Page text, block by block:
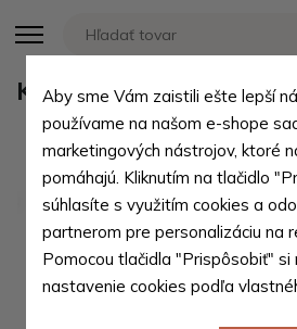
Kľúčenka z tyrkysovej
Aby sme Vám zaistili ešte lepší
používame na našom e-shope
marketingových nástrojov, ktoré
pomáhajú. Kliknutím na tlačidlo
súhlasíte s využitím cookies a
partnerom pre personalizáciu na
Pomocou tlačidla "Prispôsobiť"
nastavenie cookies podľa